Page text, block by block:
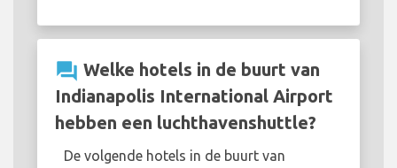
question_answer Welke hotels in de buurt van
Indianapolis International Airport
hebben een luchthavenshuttle?
De volgende hotels in de buurt van